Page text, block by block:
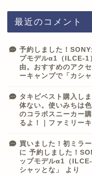
最近のコメント
予約しました！
プモデルα1（ILCE-1
由。おすすめのアク
ーキャンプで「カシャ
タキビベスト購入し
体ない。使いみちは色
のコラボスニーカー
るよ！｜ファミリー
買いました！初ミラ
に 予約しました！
ップモデルα1（
シャッとな」
より